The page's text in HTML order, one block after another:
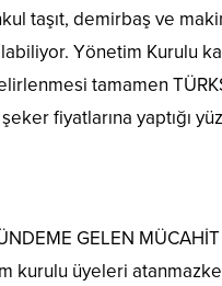
taşıt, demirbaş ve
Yönetim Kurulu
tamamen
şeker fiyatlarına yaptığı
GELEN
kurulu üyeleri